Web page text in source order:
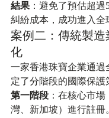
結果 ：避免了預估超
糾紛成本，成功進入全
案例二：傳統製造
化
一家香港珠寶企業通過
定了分階段的國際保護
第一階段 ：在核心市
灣、新加坡）進行註冊